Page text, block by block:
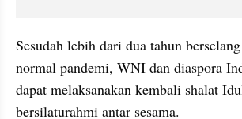
Sesudah lebih dari dua tahun
normal pandemi, WNI dan diaspora
dapat melaksanakan kembali shalat
bersilaturahmi antar sesama.